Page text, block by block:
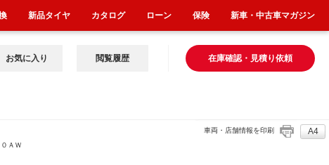
在庫確認・見積り依頼
お気に入り 閲覧履歴
ＡＷ
車両・店舗情報を印刷 A4
新品タイヤ カタログ ローン 保険 新車・中古車マガジン